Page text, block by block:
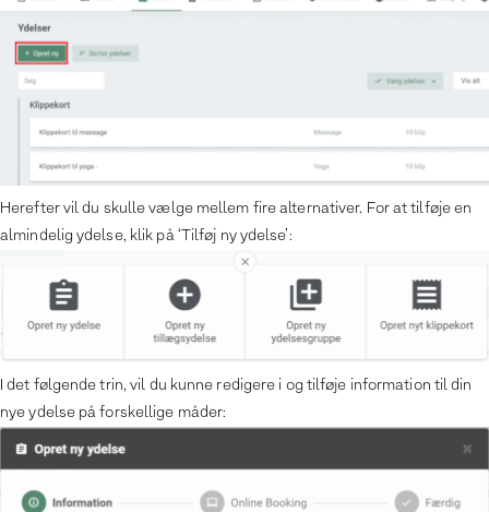
Herefter vil du skulle vælge mellem fire alternativer. For at tilføje en
almindelig ydelse, klik på ‘Tilføj ny ydelse’:
I det følgende trin, vil du kunne redigere i og tilføje information til din
nye ydelse på forskellige måder: